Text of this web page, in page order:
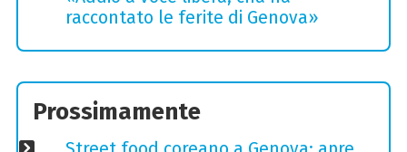
raccontato le ferite di Genova»
Prossimamente